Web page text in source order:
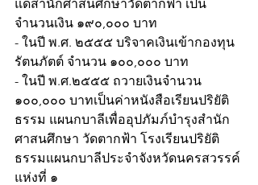
แด่สำนักศาสนศึกษาวัดตากฟ้า เป็น
จำนวนเงิน ๑๙๐,๐๐๐ บาท
- ในปี พ.ศ. ๒๕๕๕ บริจาคเงินเข้ากองทุน
รัตนภัตต์ จำนวน ๑๐๐,๐๐๐ บาท
- ในปี พ.ศ.๒๕๕๕ ถวายเงินจำนวน
๑๐๐,๐๐๐ บาทเป็นค่าหนังสือเรียนปริยัติ
ธรรม แผนกบาลีเพื่ออุปภัมภ์บำรุงสำนัก
ศาสนศึกษา วัดตากฟ้า โรงเรียนปริยัติ
ธรรมแผนกบาลีประจำจังหวัดนครสวรรค์
แห่งที่ ๑